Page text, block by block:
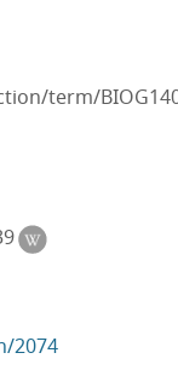
term/
2074